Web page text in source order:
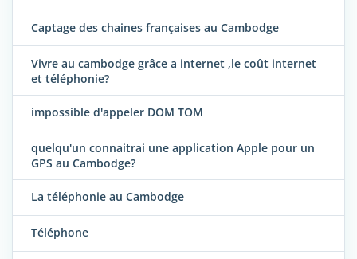
Captage des chaines françaises au Cambodge
Vivre au cambodge grâce a internet ,le coût internet
et téléphonie?
impossible d'appeler DOM TOM
quelqu'un connaitrai une application Apple pour un
GPS au Cambodge?
La téléphonie au Cambodge
Téléphone